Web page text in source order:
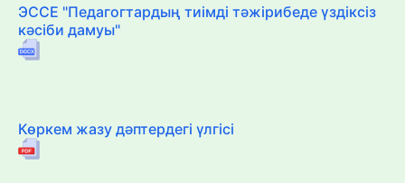
ЭССЕ "Педагогтардың тиімді тәжірибеде үздіксіз
кәсіби дамуы"
Көркем жазу дәптердегі үлгісі